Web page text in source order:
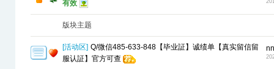
有效
版块主题
[活动区] Q/微信485-633-848【毕业証】诚绩单【真实留信留
服认証】官方可查